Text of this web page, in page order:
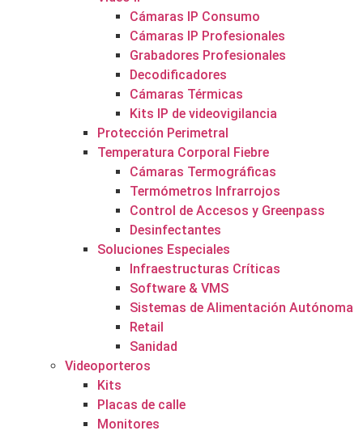
Cámaras IP Consumo
Cámaras IP Profesionales
Grabadores Profesionales
Decodificadores
Cámaras Térmicas
Kits IP de videovigilancia
Protección Perimetral
Temperatura Corporal Fiebre
Cámaras Termográficas
Termómetros Infrarrojos
Control de Accesos y Greenpass
Desinfectantes
Soluciones Especiales
Infraestructuras Críticas
Software & VMS
Sistemas de Alimentación Autónoma
Retail
Sanidad
Videoporteros
Kits
Placas de calle
Monitores